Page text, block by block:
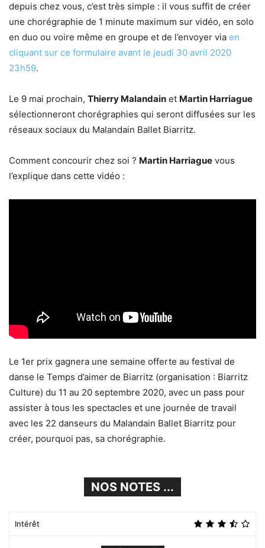
depuis chez vous, c’est très simple : il vous suffit de créer
une chorégraphie de 1 minute maximum sur vidéo, en solo
en duo ou voire même en groupe et de l’envoyer via en
cliquant sur ce formulaire avant le jeudi 30 avril 2020
23h59.
Le 9 mai prochain, Thierry Malandain et Martin Harriague
sélectionneront chorégraphies qui seront diffusées sur les
réseaux sociaux du Malandain Ballet Biarritz.
Comment concourir chez soi ? Martin Harriague vous
l’explique dans cette vidéo :
Le 1er prix gagnera une semaine offerte au festival de
danse le Temps d’aimer de Biarritz (organisation : Biarritz
Culture) du 11 au 20 septembre 2020, avec un pass pour
assister à tous les spectacles et une journée de travail
avec les 22 danseurs du Malandain Ballet Biarritz pour
créer, pourquoi pas, sa chorégraphie.
NOS NOTES ...
Intérêt